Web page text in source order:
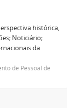
histórica,
Noticiário;
da
de Pessoal de